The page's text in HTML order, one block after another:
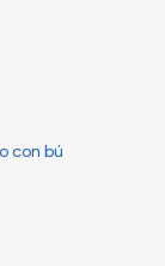
con bú